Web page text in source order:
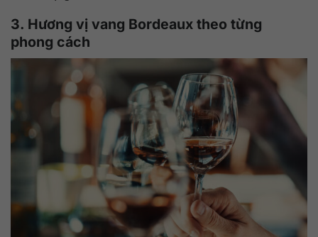
3. Hương vị vang Bordeaux theo từng
phong cách